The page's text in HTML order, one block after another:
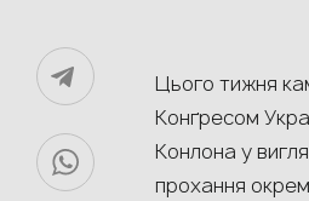
Цього тижня
Конґресом
Конлона у
прохання